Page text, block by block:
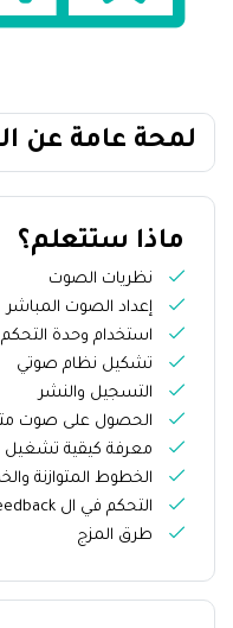
لمحة عامة عن
ماذا ستتعلم؟
نظريات الصوت
إعداد الصوت المباشر
استخدام وحدة التحكم
تشكيل نظام صوتي
التسجيل والنشر
الحصول على صوت
معرفة كيقية
الخطوط المتوازنة
التحكم في ال Feedback
طرق المزج